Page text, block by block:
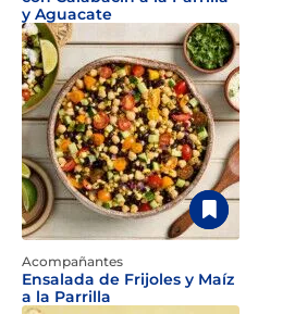
y Aguacate
Acompañantes
Ensalada de Frijoles y Maíz
a la Parrilla